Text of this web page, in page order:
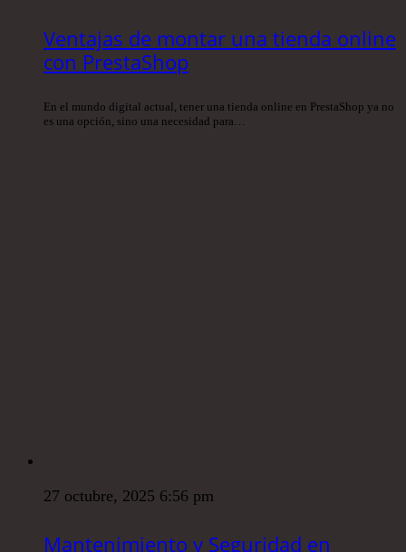
Ventajas de montar una tienda online
con PrestaShop
En el mundo digital actual, tener una tienda online en PrestaShop ya no
es una opción, sino una necesidad para…
27 octubre, 2025 6:56 pm
Mantenimiento y Seguridad en